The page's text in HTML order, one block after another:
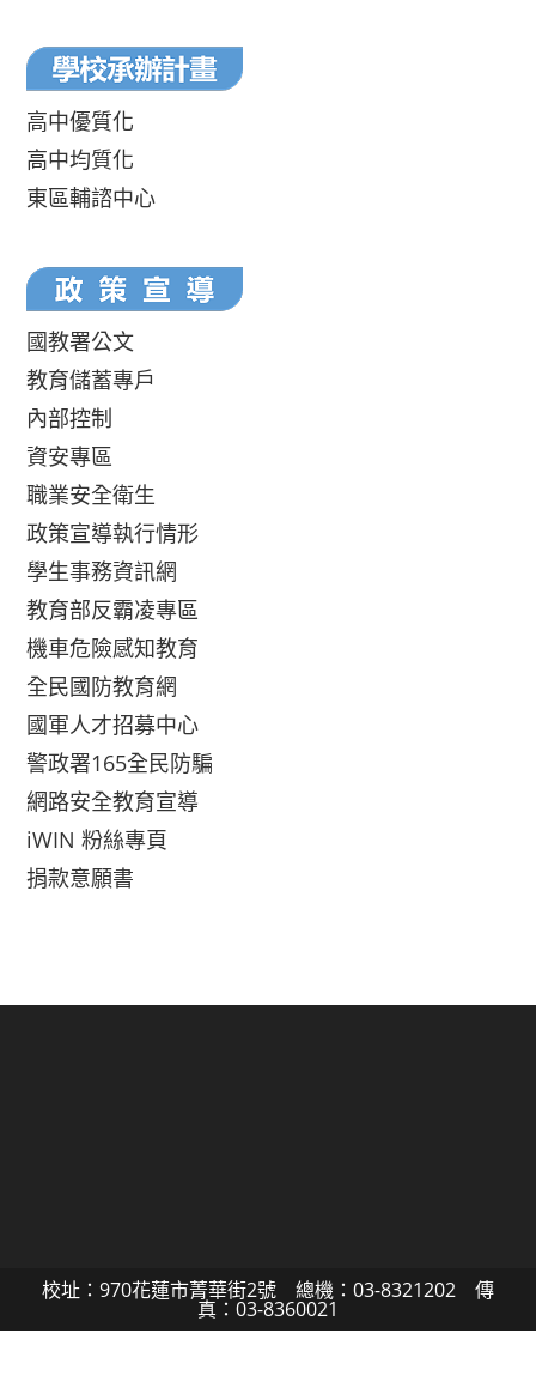
高中優質化
高中均質化
東區輔諮中心
國教署公文
教育儲蓄專戶
內部控制
資安專區
職業安全衛生
政策宣導執行情形
學生事務資訊網
教育部反霸凌專區
機車危險感知教育
全民國防教育網
國軍人才招募中心
警政署165全民防騙
網路安全教育宣導
iWIN 粉絲專頁
捐款意願書
校址：970花蓮市菁華街2號 總機：03-8321202 傳
真：03-8360021